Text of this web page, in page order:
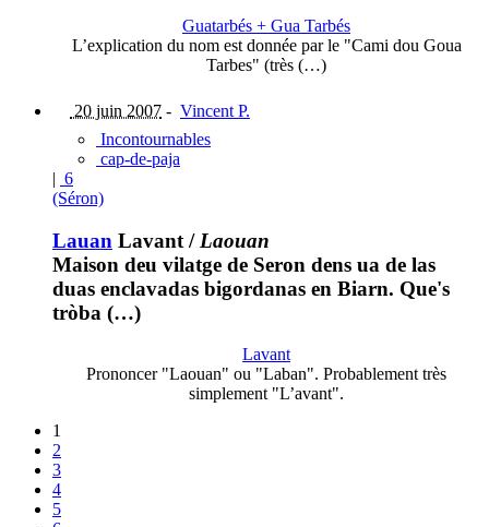
Guatarbés + Gua Tarbés
L’explication du nom est donnée par le "Cami dou Goua
Tarbes" (très (…)
20 juin 2007 - Vincent P.
Incontournables
cap-de-paja
| 6
(Séron)
Lauan Lavant / Laouan
Maison deu vilatge de Seron dens ua de las
duas enclavadas bigordanas en Biarn. Que's
tròba (…)
Lavant
Prononcer "Laouan" ou "Laban". Probablement très
simplement "L’avant".
1
2
3
4
5